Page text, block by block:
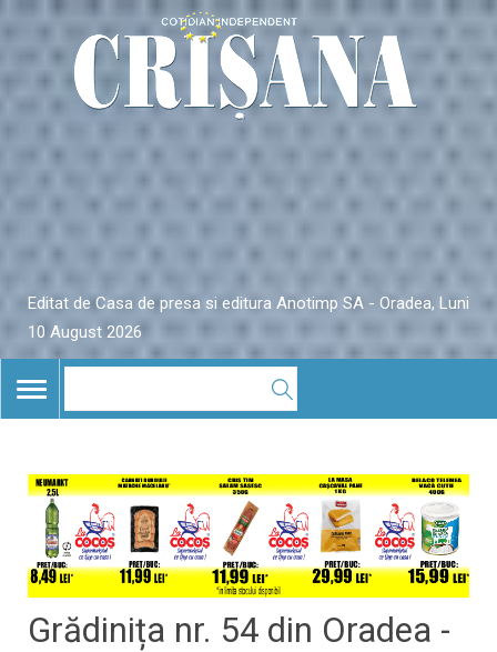
Editat de Casa de presa si editura Anotimp SA - Oradea, Luni
10 August 2026
TOGGLE
NAVIGATION
Grădinița nr. 54 din Oradea -